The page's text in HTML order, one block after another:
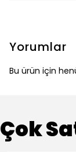
Yorumlar
Bu ürün için
Çok